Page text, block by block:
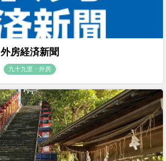
外房経済新聞
九十九里・外房